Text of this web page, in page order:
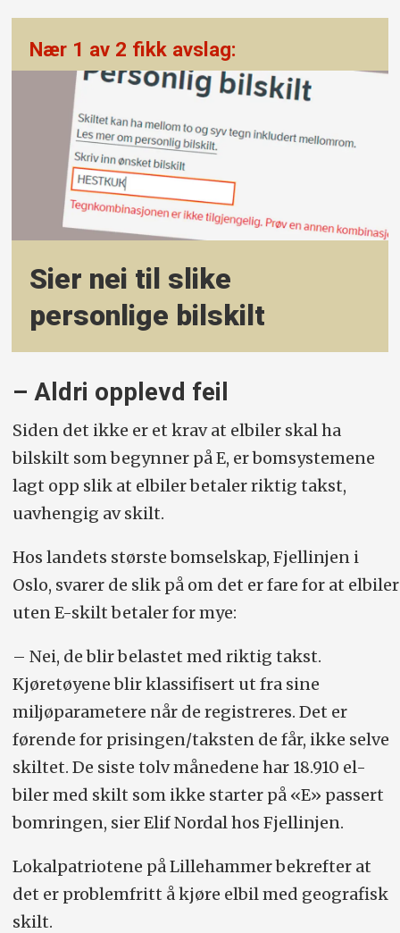
Nær 1 av 2 fikk avslag:
Sier nei til slike
personlige bilskilt
– Aldri opplevd feil
Siden det ikke er et krav at elbiler skal ha
bilskilt som begynner på E, er bomsystemene
lagt opp slik at elbiler betaler riktig takst,
uavhengig av skilt.
Hos landets største bomselskap, Fjellinjen i
Oslo, svarer de slik på om det er fare for at elbiler
uten E-skilt betaler for mye:
– Nei, de blir belastet med riktig takst.
Kjøretøyene blir klassifisert ut fra sine
miljøparametere når de registreres. Det er
førende for prisingen/taksten de får, ikke selve
skiltet. De siste tolv månedene har 18.910 el-
biler med skilt som ikke starter på «E» passert
bomringen, sier Elif Nordal hos Fjellinjen.
Lokalpatriotene på Lillehammer bekrefter at
det er problemfritt å kjøre elbil med geografisk
skilt.